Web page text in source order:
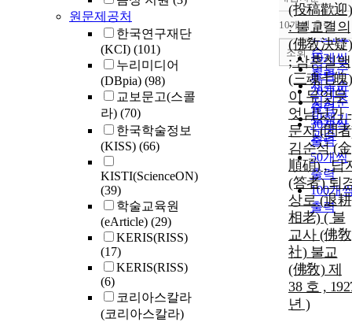
원문제공처
한국연구재단
(KCI) (101)
누리미디어
(DBpia) (98)
교보문고(스콜
라) (70)
한국학술정보
(KISS) (66)
KISTI(ScienceON)
(39)
학술교육원
(eArticle) (29)
KERIS(RISS)
(17)
KERIS(RISS)
(6)
코리아스칼라
(코리아스칼라)
정확도
순
인기도
순
연도순
제목순
저자순
발행기
관순
내림차
10개씩 출력
10개씩
출력
20개씩
출력
30개씩
출력
50개씩
출력
100개
출력
조회
(投稿歡迎)
: 불교결의
(佛敎決疑)
; 삼혼칠백
(三魂七魄)
이 무엇무
엇님닛가 -
문자 (問
김순석 (金
順碩) , 답
(答者) 퇴
상로 (退耕
相老) ( 불
교사 (佛敎
社) 불교
(佛敎) 제
38 호 ,
년 )